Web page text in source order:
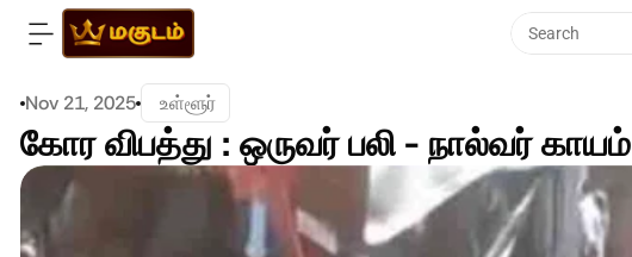
Search
Nov 21, 2025 உள்ளூர்
கோர விபத்து : ஒருவர் பலி - நால்வர் காயம்